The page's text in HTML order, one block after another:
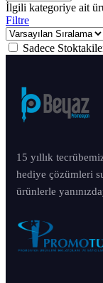
İlgili kategoriye ait
Filtre
Sadece
15 yıllık
hediye çözümleri
ürünlerle